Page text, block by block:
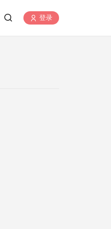
登录